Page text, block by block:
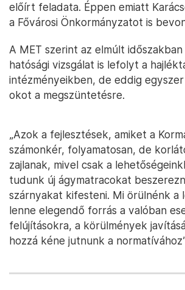
előírt feladata. Éppen emiatt
a Fővárosi Önkormányzatot is
A MET szerint az elmúlt
hatósági vizsgálat is lefolyt a
intézményeikben, de eddig
okot a megszüntetésre.
„Azok a fejlesztések, amiket a
számonkér, folyamatosan, de
zajlanak, mivel csak a
tudunk új ágymatracokat
szárnyakat kifesteni. Mi örülnénk a
lenne elegendő forrás a valóban
felújításokra, a körülmények
hozzá kéne jutnunk a